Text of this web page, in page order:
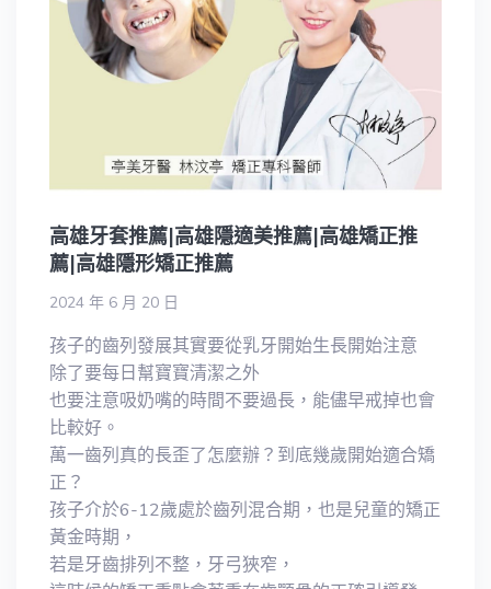
高雄牙套推薦|高雄隱適美推薦|高雄矯正推
薦|高雄隱形矯正推薦
2024 年 6 月 20 日
孩子的齒列發展其實要從乳牙開始生長開始注意
除了要每日幫寶寶清潔之外
也要注意吸奶嘴的時間不要過長，能儘早戒掉也會
比較好。
萬一齒列真的長歪了怎麼辦？到底幾歲開始適合矯
正？
孩子介於6-12歲處於齒列混合期，也是兒童的矯正
黃金時期，
若是牙齒排列不整，牙弓狹窄，